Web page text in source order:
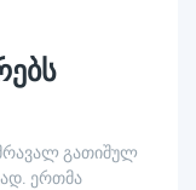
გათიშულ
ერთმა